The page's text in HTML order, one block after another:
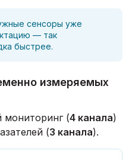
сенсоры уже
— так
быстрее.
измеряемых
(4 канала)
(3 канала).